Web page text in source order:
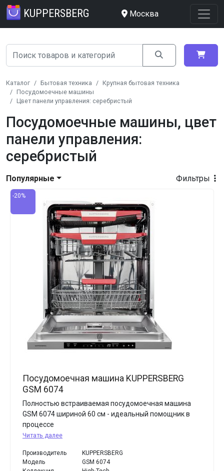
KUPPERSBERG Москва
Каталог Бытовая техника
Крупная бытовая техника
Посудомоечные машины
Цвет панели управления: серебристый
Посудомоечные машины, цвет
панели управления:
серебристый
Фильтры
Популярные
-20%
Посудомоечная машина KUPPERSBERG
GSM 6074
Полностью встраиваемая посудомоечная машина
GSM 6074 шириной 60 см - идеальный помощник в
процессе
Читать далее
Производитель
KUPPERSBERG
Модель
GSM 6074